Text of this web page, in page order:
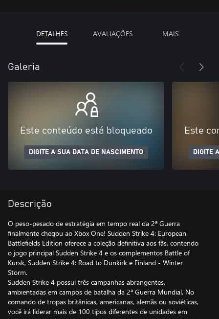
DETALHES AVALIAÇÕES MAIS
Galeria
Este conteúdo está bloqueado
DIGITE A SUA DATA DE NASCIMENTO
Este
DIGITE
Descrição
O peso-pesado de estratégia em tempo real da 2ª Guerra
finalmente chegou ao Xbox One! Sudden Strike 4: European
Battlefields Edition oferece a coleção definitiva aos fãs, contendo
o jogo principal Sudden Strike 4 e os complementos Battle of
Kursk, Sudden Strike 4: Road to Dunkirk e Finland - Winter
Storm.
Sudden Strike 4 possui três campanhas abrangentes,
ambientadas em campos de batalha da 2ª Guerra Mundial. No
comando de tropas britânicas, americanas, alemãs ou soviéticas,
você irá liderar mais de 100 tipos diferentes de unidades em